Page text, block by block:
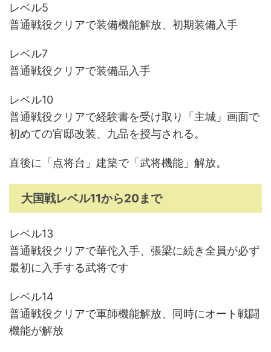
レベル5
普通戦役クリアで装備機能解放、初期装備入手
レベル7
普通戦役クリアで装備品入手
レベル10
普通戦役クリアで経験書を受け取り「主城」画面で
初めての官邸改装、九品を授与される。
直後に「点将台」建築で「武将機能」解放。
大国戦レベル11から20まで
レベル13
普通戦役クリアで華佗入手、張梁に続き全員が必ず
最初に入手する武将です
レベル14
普通戦役クリアで軍師機能解放、同時にオート戦闘
機能が解放